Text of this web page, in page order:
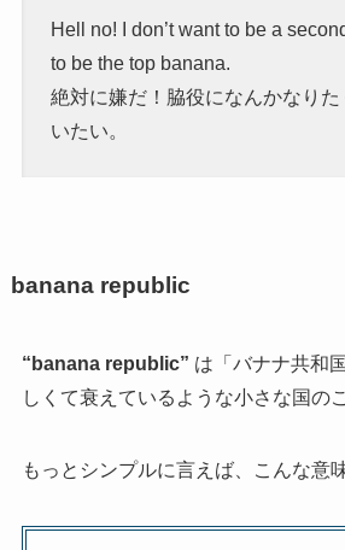
Hell no! I don’t want to be a
to be the top banana.
絶対に嫌だ！脇役になんかなり
いたい。
banana republic
“banana republic” は「バナナ共和
しくて衰えているような小さな国の
もっとシンプルに言えば、こんな意